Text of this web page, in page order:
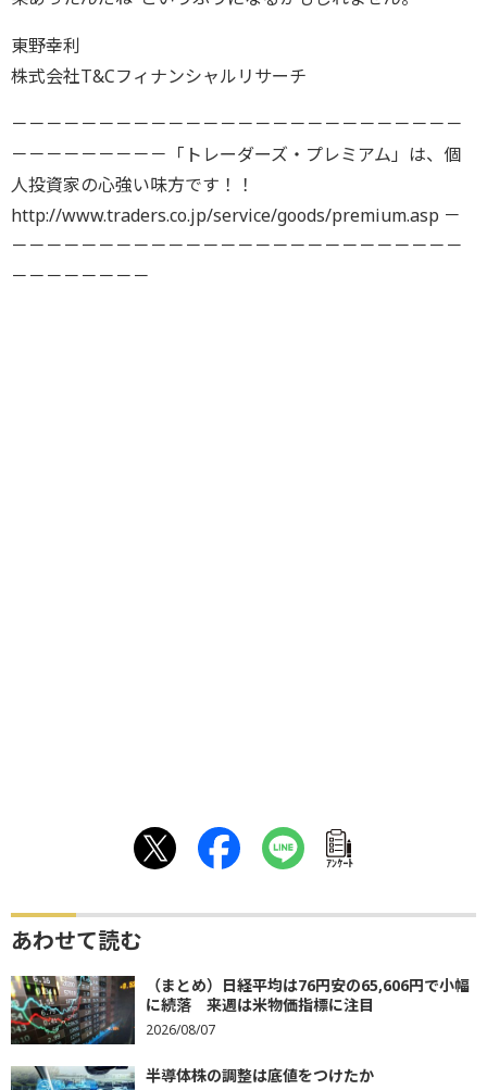
東野幸利
株式会社T&Cフィナンシャルリサーチ
－－－－－－－－－－－－－－－－－－－－－－－－－－
－－－－－－－－－「トレーダーズ・プレミアム」は、個
人投資家の心強い味方です！！
http://www.traders.co.jp/service/goods/premium.asp －
－－－－－－－－－－－－－－－－－－－－－－－－－－
－－－－－－－－
ｱﾝｹｰﾄ
あわせて読む
（まとめ）日経平均は76円安の65,606円で小幅
に続落 来週は米物価指標に注目
2026/08/07
半導体株の調整は底値をつけたか